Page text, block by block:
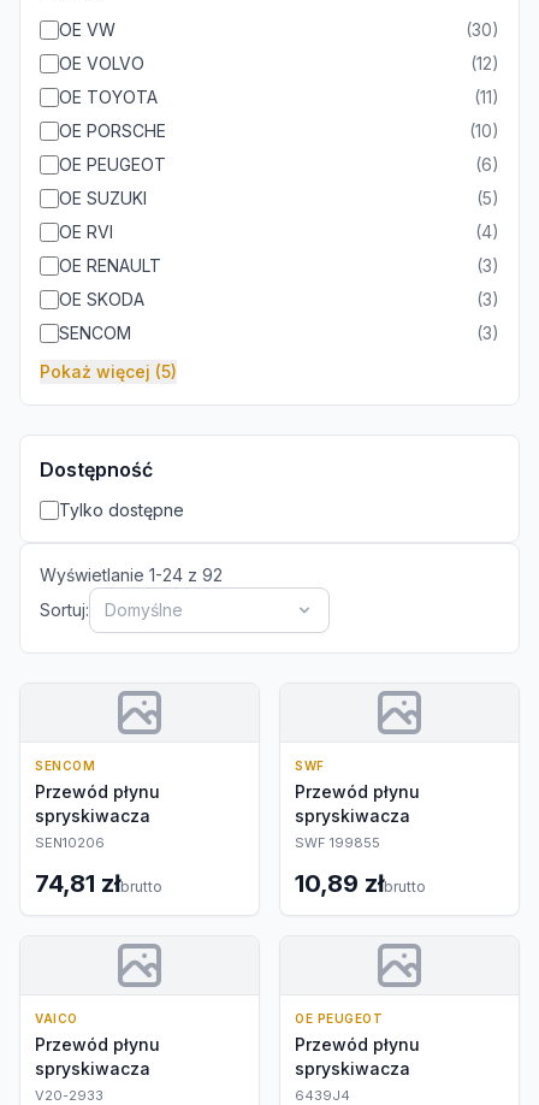
OE VW (30)
OE VOLVO
(12)
OE TOYOTA
(11)
OE PORSCHE
(10)
OE PEUGEOT
(6)
OE SUZUKI
(5)
OE RVI
(4)
OE RENAULT
(3)
OE SKODA
(3)
SENCOM
(3)
Pokaż więcej (5)
Dostępność
Tylko dostępne
Wyświetlanie 1-24 z 92
Sortuj:
Domyślne
SENCOM
Przewód płynu
spryskiwacza
SEN10206
74,81 złbrutto
SWF
Przewód płynu
spryskiwacza
SWF 199855
10,89 złbrutto
VAICO
Przewód płynu
spryskiwacza
V20-2933
OE PEUGEOT
Przewód płynu
spryskiwacza
6439J4